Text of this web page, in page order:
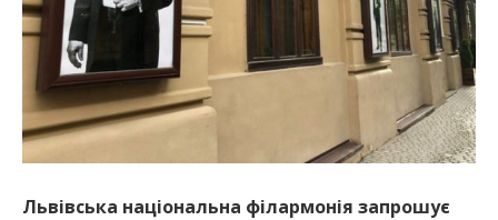
Львівська національна філармонія запрошує